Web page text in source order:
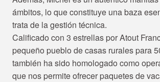
ámbitos, lo que constituye una baza
trata de la gestión técnica.
Calificado con 3 estrellas por Atout
pequeño pueblo de casas rurales para
también ha sido homologado como
que nos permite ofrecer paquetes de